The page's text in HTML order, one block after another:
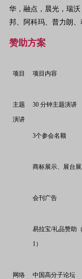
华，融点，晨光，瑞
邦、阿科玛、普力朗、
赞助方案
项目 项目内容
主题
演讲
30 分钟主题演讲
3个参会名额
商标展示、展台
会刊广告
易拉宝/礼品赞助（
1 ）
网络 中国高分子论坛